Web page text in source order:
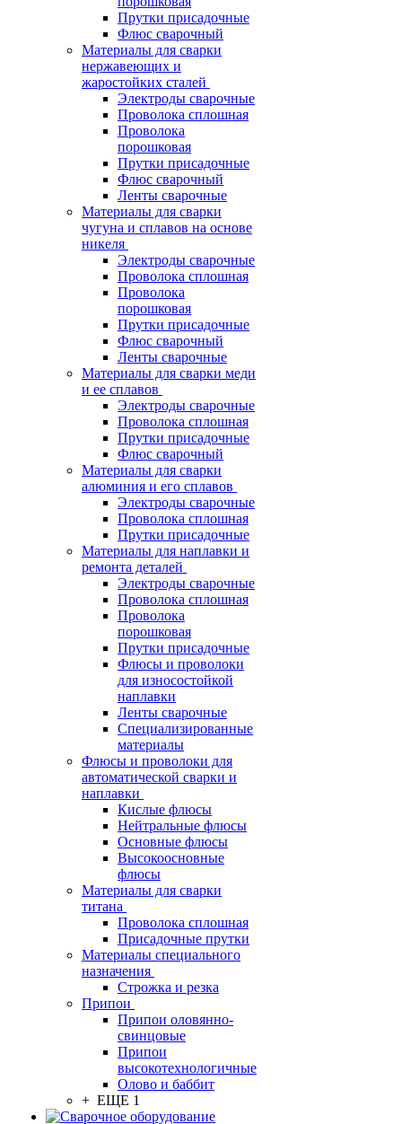
Прутки присадочные
Флюс сварочный
Материалы для сварки
нержавеющих и
жаростойких сталей
Электроды сварочные
Проволока сплошная
Проволока
порошковая
Прутки присадочные
Флюс сварочный
Ленты сварочные
Материалы для сварки
чугуна и сплавов на основе
никеля
Электроды сварочные
Проволока сплошная
Проволока
порошковая
Прутки присадочные
Флюс сварочный
Ленты сварочные
Материалы для сварки меди
и ее сплавов
Электроды сварочные
Проволока сплошная
Прутки присадочные
Флюс сварочный
Материалы для сварки
алюминия и его сплавов
Электроды сварочные
Проволока сплошная
Прутки присадочные
Материалы для наплавки и
ремонта деталей
Электроды сварочные
Проволока сплошная
Проволока
порошковая
Прутки присадочные
Флюсы и проволоки
для износостойкой
наплавки
Ленты сварочные
Специализированные
материалы
Флюсы и проволоки для
автоматической сварки и
наплавки
Кислые флюсы
Нейтральные флюсы
Основные флюсы
Высокоосновные
флюсы
Материалы для сварки
титана
Проволока сплошная
Присадочные прутки
Материалы специального
назначения
Строжка и резка
Припои
Припои оловянно-
свинцовые
Припои
высокотехнологичные
Олово и баббит
+ ЕЩЕ 1